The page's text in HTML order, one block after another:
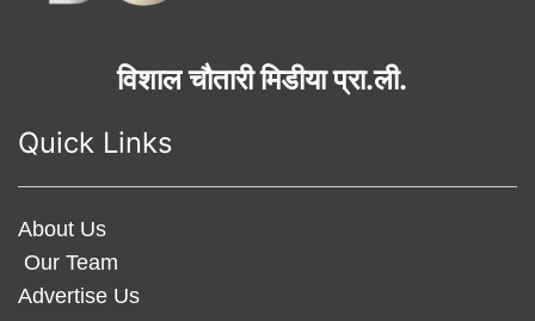
विशाल चौतारी मिडीया प्रा.ली.
Quick Links
About Us
Our Team
Advertise Us